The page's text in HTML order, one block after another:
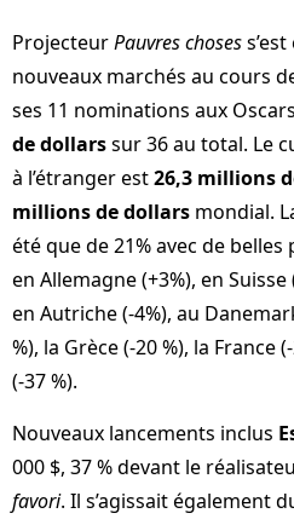
ProjecteurPauvres choses
nouveaux marchés au cours
ses 11 nominations aux
de dollarssur 36 au total. Le
à l’étranger est26,3 millions
millions de dollars mondial.
été que de 21% avec de belles
en Allemagne (+3%), en Suisse
en Autriche (-4%), au
%), la Grèce (-20 %), la France
(-37 %).
Nouveaux lancements inclus
000 $, 37 % devant le
favori. Il s’agissait également